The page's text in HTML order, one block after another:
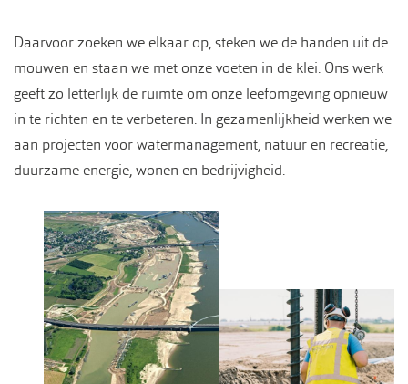
Daarvoor zoeken we elkaar op, steken we de handen uit de
mouwen en staan we met onze voeten in de klei. Ons werk
geeft zo letterlijk de ruimte om onze leefomgeving opnieuw
in te richten en te verbeteren. In gezamenlijkheid werken we
aan projecten voor watermanagement, natuur en recreatie,
duurzame energie, wonen en bedrijvigheid.